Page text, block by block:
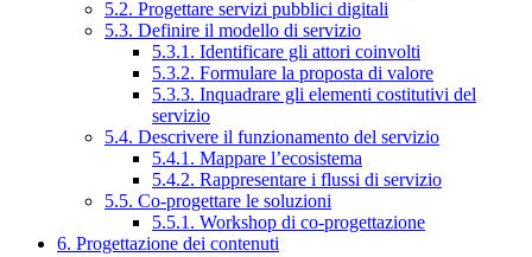
5.2. Progettare servizi pubblici digitali
5.3. Definire il modello di servizio
5.3.1. Identificare gli attori coinvolti
5.3.2. Formulare la proposta di valore
5.3.3. Inquadrare gli elementi costitutivi del
servizio
5.4. Descrivere il funzionamento del servizio
5.4.1. Mappare l’ecosistema
5.4.2. Rappresentare i flussi di servizio
5.5. Co-progettare le soluzioni
5.5.1. Workshop di co-progettazione
6. Progettazione dei contenuti